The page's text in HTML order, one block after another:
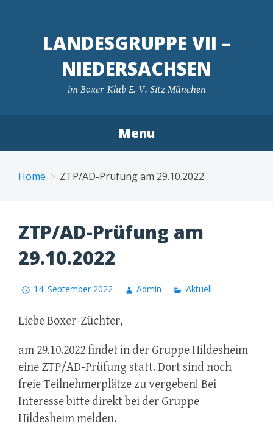
LANDESGRUPPE VII –
NIEDERSACHSEN
im Boxer-Klub E. V. Sitz München
Menu
content
Home ZTP/AD-Prüfung am 29.10.2022
ZTP/AD-Prüfung am
29.10.2022
14. September 2022 Admin Aktuell
Liebe Boxer-Züchter,
am 29.10.2022 findet in der Gruppe Hildesheim
eine ZTP/AD-Prüfung statt. Dort sind noch
freie Teilnehmerplätze zu vergeben! Bei
Interesse bitte direkt bei der Gruppe
Hildesheim melden.